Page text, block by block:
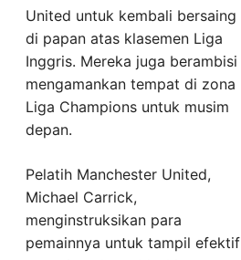
United untuk kembali bersaing
di papan atas klasemen Liga
Inggris. Mereka juga berambisi
mengamankan tempat di zona
Liga Champions untuk musim
depan.
Pelatih Manchester United,
Michael Carrick,
menginstruksikan para
pemainnya untuk tampil efektif